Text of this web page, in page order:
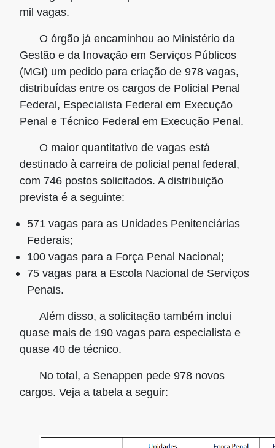
mil vagas.
O órgão já encaminhou ao Ministério da
Gestão e da Inovação em Serviços Públicos
(MGI) um pedido para criação de 978 vagas,
distribuídas entre os cargos de Policial Penal
Federal, Especialista Federal em Execução
Penal e Técnico Federal em Execução Penal.
O maior quantitativo de vagas está
destinado à carreira de policial penal federal ,
com 746 postos solicitados. A distribuição
prevista é a seguinte:
571 vagas para as Unidades Penitenciárias
Federais;
100 vagas para a Força Penal Nacional;
75 vagas para a Escola Nacional de Serviços
Penais.
Além disso, a solicitação também inclui
quase mais de 190 vagas para especialista e
quase 40 de técnico.
No total, a Senappen pede 978 novos
cargos. Veja a tabela a seguir: